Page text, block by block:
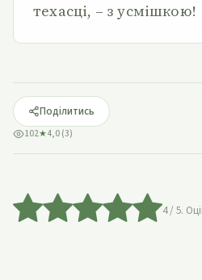
техасці, – з усмішкою!
Поділитись
102★4,0 (3)
4/ 5.